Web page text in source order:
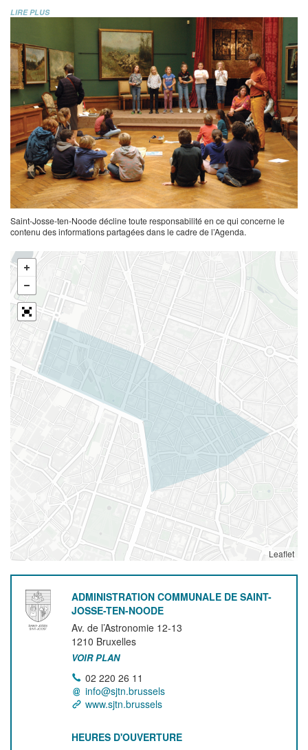
LIRE PLUS
Saint-Josse-ten-Noode décline toute responsabilité en ce qui concerne le
contenu des informations partagées dans le cadre de l’Agenda.
Leaflet
ADMINISTRATION COMMUNALE DE SAINT-
JOSSE-TEN-NOODE
Av. de l’Astronomie 12-13
1210 Bruxelles
VOIR PLAN
02 220 26 11
info@sjtn.brussels
www.sjtn.brussels
HEURES D'OUVERTURE